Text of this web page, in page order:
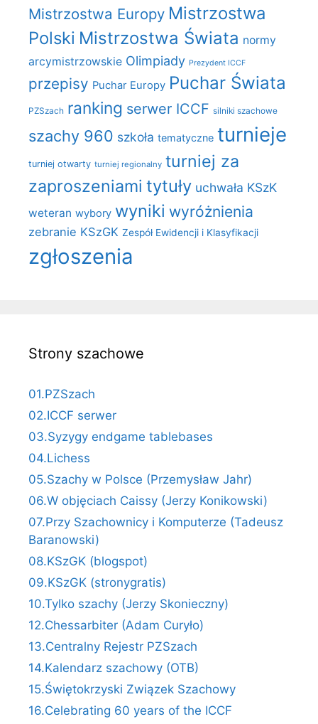
Mistrzostwa Europy Mistrzostwa
Polski Mistrzostwa Świata normy
arcymistrzowskie Olimpiady Prezydent ICCF
przepisy Puchar Europy Puchar Świata
PZSzach ranking serwer ICCF silniki szachowe
szachy 960 szkoła tematyczne turnieje
turniej otwarty turniej regionalny turniej za
zaproszeniami tytuły uchwała KSzK
weteran wybory wyniki wyróżnienia
zebranie KSzGK Zespół Ewidencji i Klasyfikacji
zgłoszenia
Strony szachowe
01.PZSzach
02.ICCF serwer
03.Syzygy endgame tablebases
04.Lichess
05.Szachy w Polsce (Przemysław Jahr)
06.W objęciach Caissy (Jerzy Konikowski)
07.Przy Szachownicy i Komputerze (Tadeusz
Baranowski)
08.KSzGK (blogspot)
09.KSzGK (stronygratis)
10.Tylko szachy (Jerzy Skonieczny)
12.Chessarbiter (Adam Curyło)
13.Centralny Rejestr PZSzach
14.Kalendarz szachowy (OTB)
15.Świętokrzyski Związek Szachowy
16.Celebrating 60 years of the ICCF